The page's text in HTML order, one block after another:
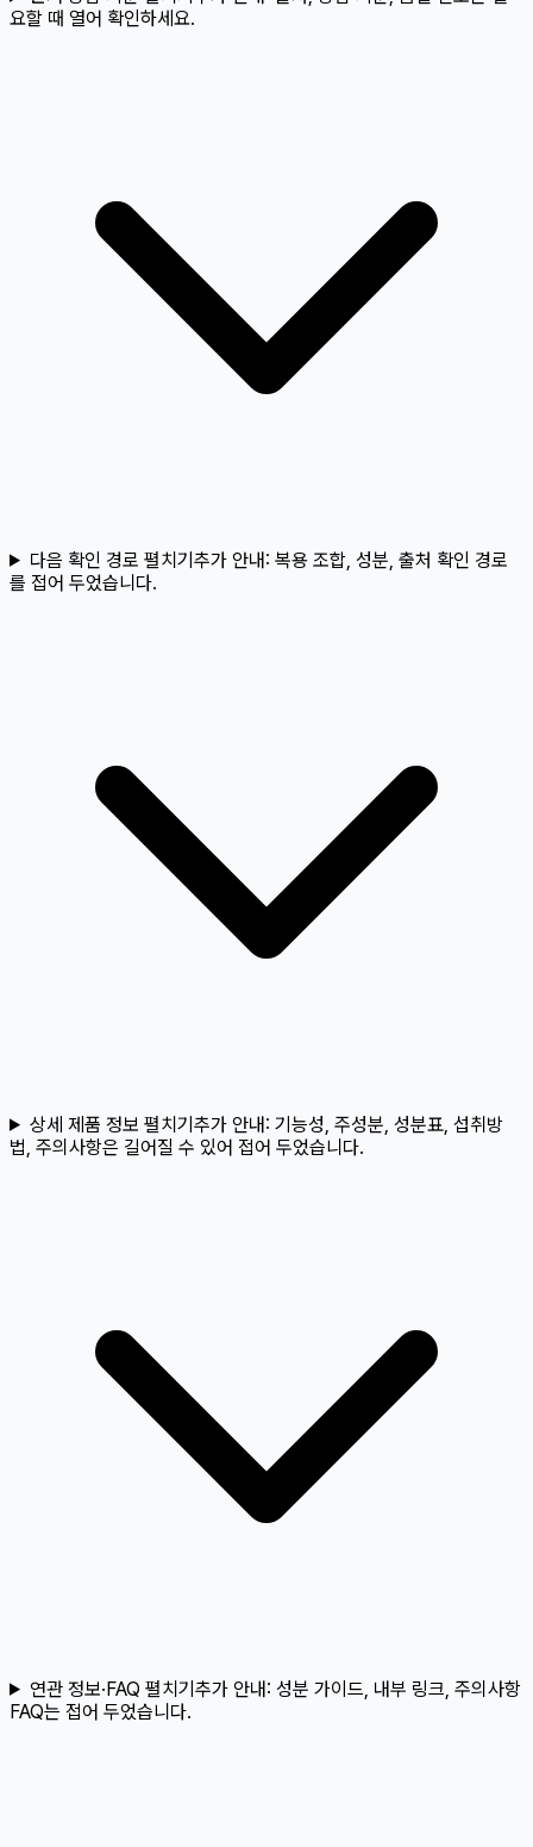
요할 때 열어 확인하세요.
다음 확인 경로 펼치기추가 안내: 복용 조합, 성분, 출처 확인 경로
를 접어 두었습니다.
상세 제품 정보 펼치기추가 안내: 기능성, 주성분, 성분표, 섭취방
법, 주의사항은 길어질 수 있어 접어 두었습니다.
연관 정보·FAQ 펼치기추가 안내: 성분 가이드, 내부 링크, 주의사항
FAQ는 접어 두었습니다.